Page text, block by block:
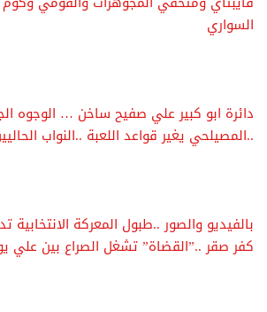
السواري
دائرة ابو كبير علي صفيح ساخن … الوجوه
..المصيلحي يغير قواعد اللعبة ..النواب
بالفيديو والصور ..طبول المعركة الانتخابية
كفر صقر ..”القضاة” تشغل الصراع بين